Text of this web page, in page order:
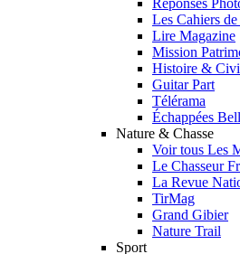
Réponses
Les Cahiers
Lire Magazine
Mission
Histoire &
Guitar Part
Télérama
Échappées
Nature & Chasse
Voir tous Les
Le Chasseur
La Revue
TirMag
Grand Gibier
Nature Trail
Sport